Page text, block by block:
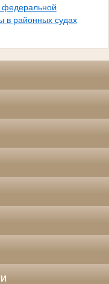
федеральной
в районных судах